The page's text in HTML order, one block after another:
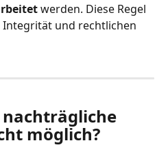
werden. Diese Regel
und rechtlichen
möglich?